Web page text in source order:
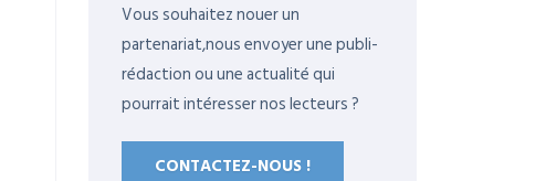
Vous souhaitez nouer un
partenariat,nous envoyer une publi-
rédaction ou une actualité qui
pourrait intéresser nos lecteurs ?
CONTACTEZ-NOUS !